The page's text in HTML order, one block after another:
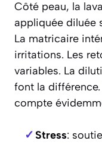
Côté peau, la
appliquée diluée
La matricaire
irritations. Les
variables. La
font la
compte
Stress: